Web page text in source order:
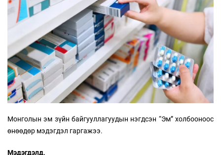
Монголын эм зүйн байгууллагуудын нэгдсэн “Эм” холбооноос
өнөөдөр мэдэгдэл гаргажээ.
Мэдэгдэлд,